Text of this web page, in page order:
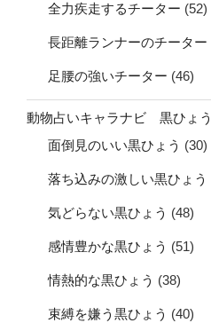
全力疾走するチーター (52)
長距離ランナーのチーター
足腰の強いチーター (46)
動物占いキャラナビ 黒ひょう
面倒見のいい黒ひょう (30)
落ち込みの激しい黒ひょう
気どらない黒ひょう (48)
感情豊かな黒ひょう (51)
情熱的な黒ひょう (38)
束縛を嫌う黒ひょう (40)